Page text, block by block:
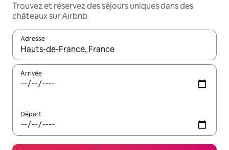
Trouvez et réservez des séjours uniques dans des
châteaux sur Airbnb
Adresse
Lorsque les résultats s'affichent, utilisez les flèches vers le
Arrivée
Départ